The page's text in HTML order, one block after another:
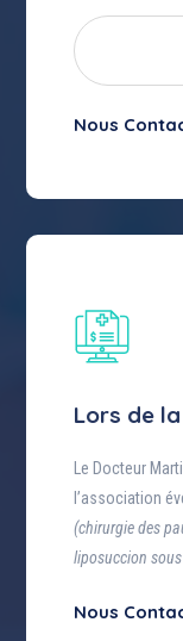
Nous
Lors de
Le Docteur
l’association
(chirurgie des
liposuccion
Nous